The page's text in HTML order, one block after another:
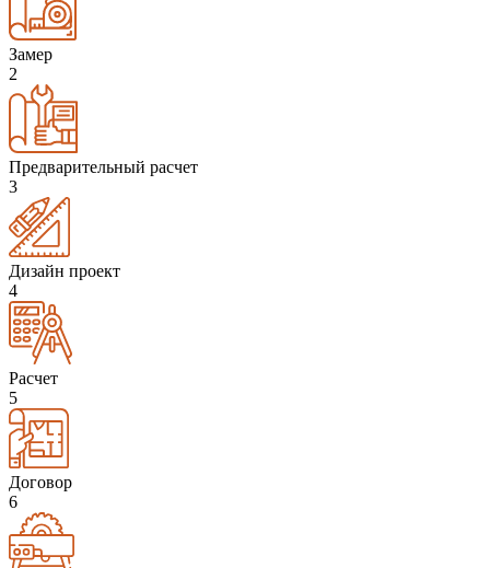
Замер
2
Предварительный расчет
3
Дизайн проект
4
Расчет
5
Договор
6